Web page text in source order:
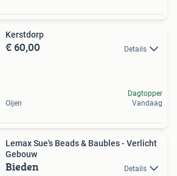
Kerstdorp
€ 60,00 Details
Oijen
Dagtopper
Vandaag
Lemax Sue's Beads & Baubles - Verlicht
Gebouw
Bieden Details